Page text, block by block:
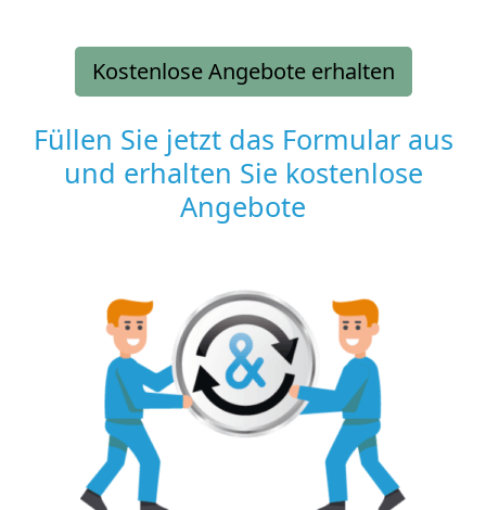
Kostenlose Angebote erhalten
Füllen Sie jetzt das Formular aus
und erhalten Sie kostenlose
Angebote